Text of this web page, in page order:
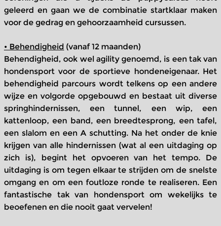
geleerd en gaan we de combinatie startklaar maken
voor de gedrag en gehoorzaamheid cursussen.
• Behendigheid (vanaf 12 maanden)
Behendigheid, ook wel agility genoemd, is een tak van
hondensport voor de sportieve hondeneigenaar. Het
behendigheid parcours wordt telkens op een andere
wijze en volgorde opgebouwd en bestaat uit diverse
springhindernissen, een tunnel, een wip, een
kattenloop, een band, een breedtesprong, een tafel,
een slalom en een A schutting. Na het onder de knie
krijgen van alle hindernissen (wat al een uitdaging op
zich is), begint het opvoeren van het tempo. De
uitdaging is om tegen elkaar te strijden om de snelste
omgang en om een foutloze ronde te realiseren. Een
fantastische tak van hondensport om wekelijks te
beoefenen en die nooit gaat vervelen!